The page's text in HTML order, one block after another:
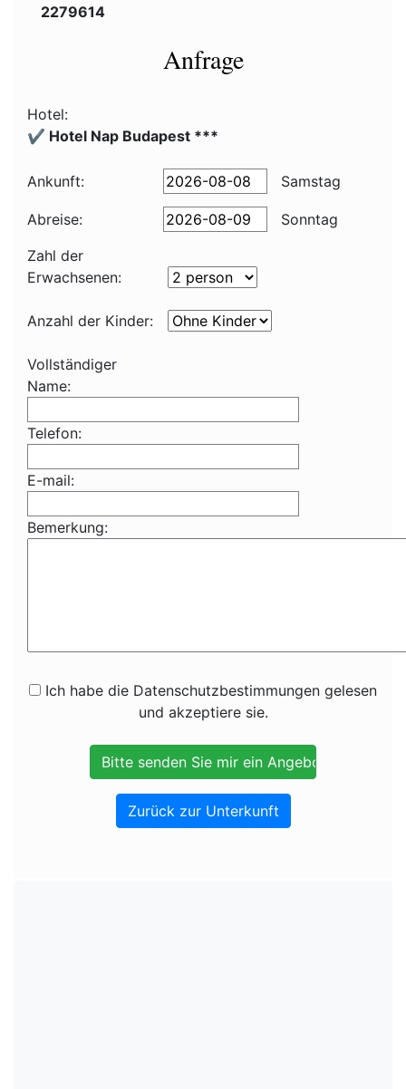
2279614
Anfrage
Hotel:
✔️ Hotel Nap Budapest ***
Ankunft: Samstag
Abreise:
Sonntag
Zahl der
Erwachsenen:
Anzahl der Kinder:
Vollständiger
Name:
Telefon:
E-mail:
Bemerkung:
Ich habe die Datenschutzbestimmungen gelesen
und akzeptiere sie.
Zurück zur Unterkunft